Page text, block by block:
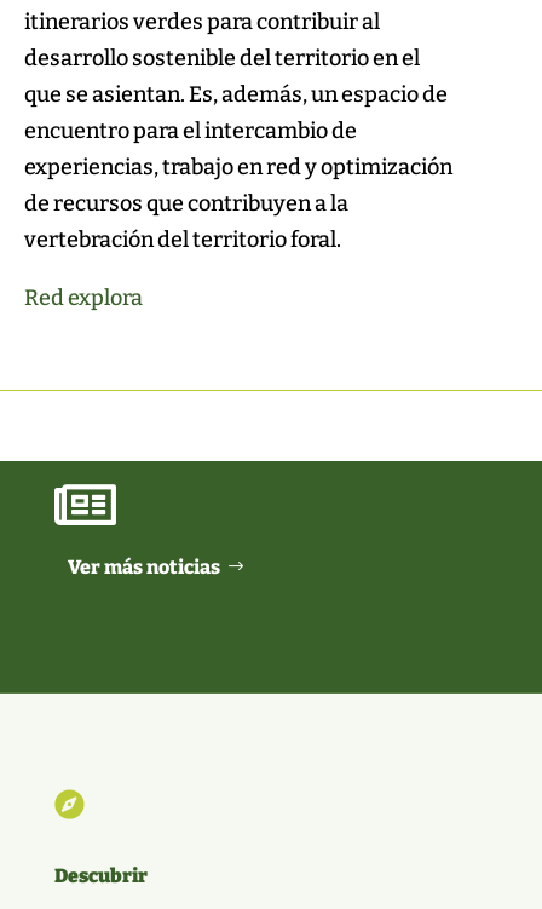
itinerarios verdes para contribuir al
desarrollo sostenible del territorio en el
que se asientan. Es, además, un espacio de
encuentro para el intercambio de
experiencias, trabajo en red y optimización
de recursos que contribuyen a la
vertebración del territorio foral.
Red explora

Ver más noticias

Descubrir